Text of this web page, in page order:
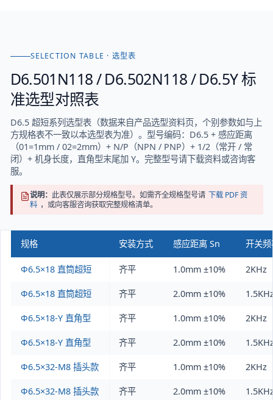
SELECTION TABLE · 选型表
D6.501N118 / D6.502N118 / D6.5Y标
准选型对照表
D6.5 超短系列选型表（数据来自产品选型资料页，个别参数如与上
方规格表不一致以本选型表为准）。型号编码：D6.5 + 感应距离
（01=1mm / 02=2mm）+ N/P（NPN / PNP）+ 1/2（常开 / 常
闭）+ 机身长度，直角型末尾加 Y。完整型号请下载资料或咨询客
服。
说明： 此表仅展示部分规格型号。如需齐全规格型号请 下载 PDF 资
料 ，或向客服咨询获取完整规格清单。
规格 安装方式 感应距离 Sn 开关
Φ6.5×18 直筒超短 齐平 1.0mm ±10% 2KHz
Φ6.5×18 直筒超短 齐平 2.0mm ±10%
Φ6.5×18-Y 直角型 齐平 1.0mm ±10% 2KHz
Φ6.5×18-Y 直角型 齐平 2.0mm ±10%
Φ6.5×32-M8 插头款 齐平 1.0mm ±10% 2KHz
Φ6.5×32-M8 插头款 齐平 2.0mm ±10%